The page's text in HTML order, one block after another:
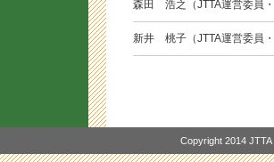
森田 浩之（JTTA運営委員
新井 桃子（JTTA運営委員
Copyright